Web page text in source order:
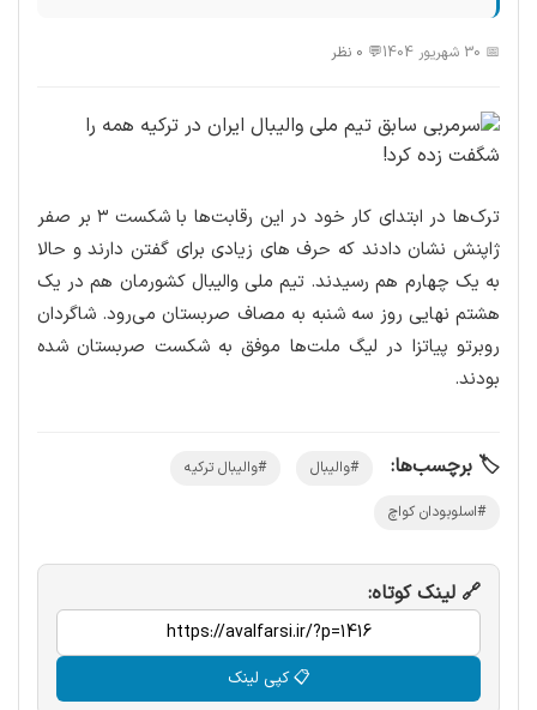
📅 30 شهریور 1404 💬 0 نظر
ترک‌ها در ابتدای کار خود در این رقابت‌ها با شکست ۳ بر صفر
ژاپنش نشان دادند که حرف های زیادی برای گفتن دارند و حالا
به یک چهارم هم رسیدند. تیم ملی والیبال کشورمان هم در یک
هشتم نهایی روز سه شنبه به مصاف صربستان می‌رود. شاگردان
روبرتو پیاتزا در لیگ ملت‌ها موفق به شکست صربستان شده
بودند.
🏷️ برچسب‌ها: #والیبال #والیبال ترکیه
#اسلوبودان کواچ
🔗 لینک کوتاه:
📋 کپی لینک